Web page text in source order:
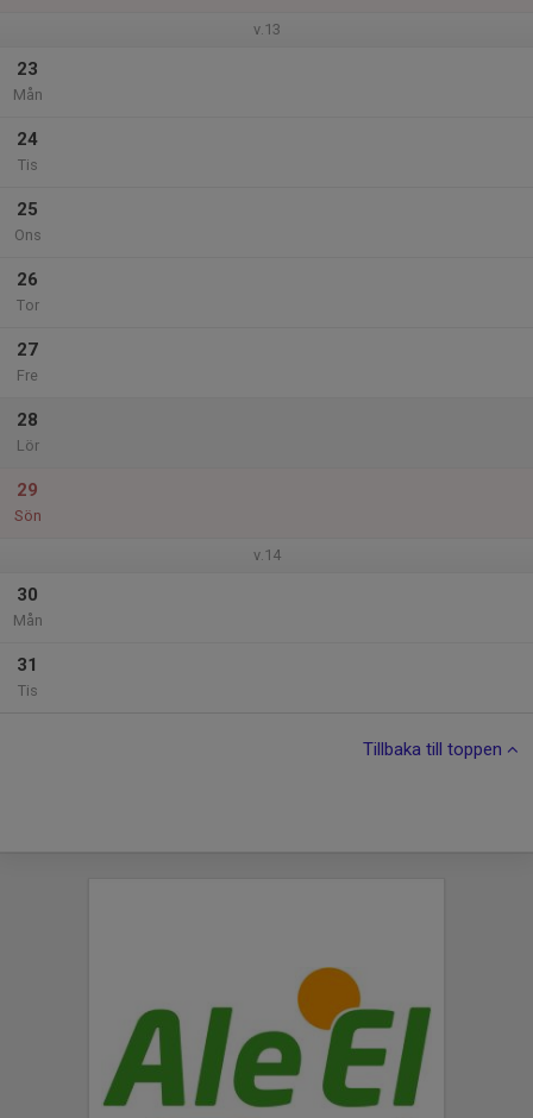
v.13
23
Mån
24
Tis
25
Ons
26
Tor
27
Fre
28
Lör
29
Sön
v.14
30
Mån
31
Tis
Tillbaka till toppen